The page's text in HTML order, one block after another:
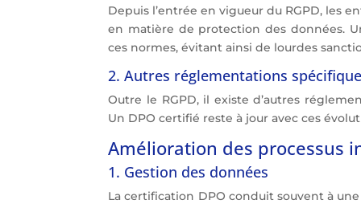
Depuis l’entrée en vigueur du RGPD, les
en matière de protection des données.
ces normes, évitant ainsi de lourdes
2. Autres réglementations
Outre le RGPD, il existe d’autres
Un DPO certifié reste à jour avec ces
Amélioration des processus
1. Gestion des données
La certification DPO conduit souvent à